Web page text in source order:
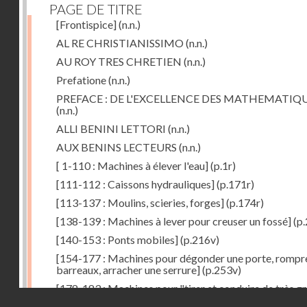
PAGE DE TITRE
[Frontispice](n.n.)
AL RE CHRISTIANISSIMO (n.n.)
AU ROY TRES CHRETIEN (n.n.)
Prefatione(n.n.)
PREFACE : DE L'EXCELLENCE DES
(n.n.)
ALLI BENINI LETTORI (n.n.)
AUX BENINS LECTEURS (n.n.)
[ 1-110 : Machines à élever l'eau](p.1r)
[111-112 : Caissons hydrauliques](p.171r)
[113-137 : Moulins, scieries, forges](p.174r)
[138-139 : Machines à lever pour creuser un fossé]
[140-153 : Ponts mobiles](p.216v)
[154-177 : Machines pour dégonder une porte,
barreaux, arracher une serrure](p.253v)
[178-183 : Machines pour "tirer et conduire de très